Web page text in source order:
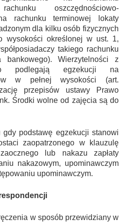
oszczędnościowo-
rachunku terminowej lokaty
dla kilku osób fizycznych
wysokości określonej w ust. 1,
takiego rachunku
Wierzytelności z
podlegają egzekucji na
w pełnej wysokości (art.
przepisów ustawy Prawo
Środki wolne od zajęcia są do
gdy podstawę egzekucji stanowi
zaopatrzonego w klauzulę
lub nakazu zapłaty
nakazowym, upominawczym
upominawczym.
w sposób przewidziany w